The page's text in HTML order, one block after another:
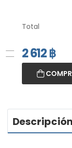
Total
2 612฿